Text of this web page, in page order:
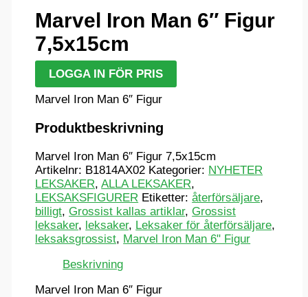
Marvel Iron Man 6″ Figur
7,5x15cm
LOGGA IN FÖR PRIS
Marvel Iron Man 6″ Figur
Produktbeskrivning
Marvel Iron Man 6″ Figur 7,5x15cm
Artikelnr: B1814AX02 Kategorier: NYHETER
LEKSAKER,ALLA LEKSAKER,
LEKSAKSFIGURER Etiketter:återförsäljare,
billigt, Grossist kallas artiklar, Grossist
leksaker, leksaker, Leksaker för återförsäljare,
leksaksgrossist, Marvel Iron Man 6" Figur
Beskrivning
Marvel Iron Man 6″ Figur